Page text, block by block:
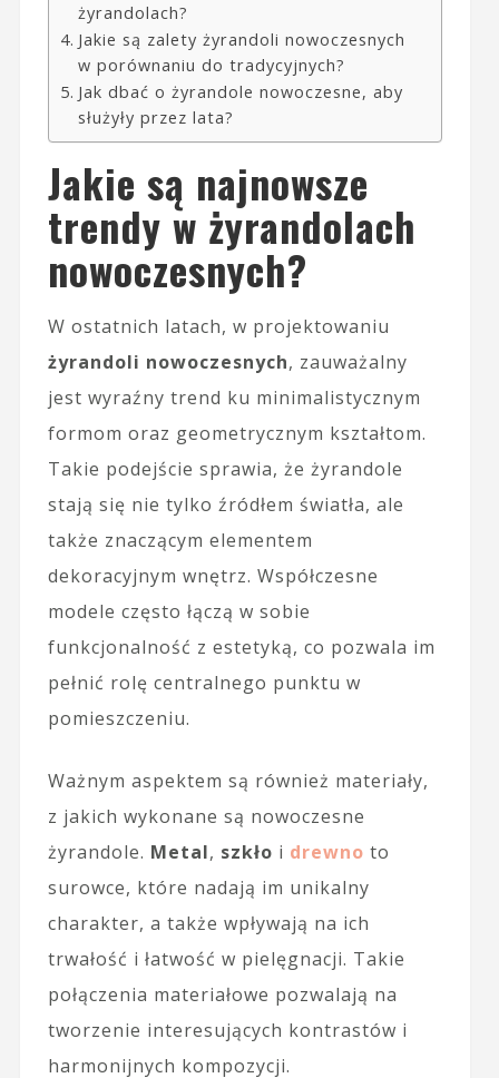
żyrandolach?
Jakie są zalety żyrandoli nowoczesnych
w porównaniu do tradycyjnych?
Jak dbać o żyrandole nowoczesne, aby
służyły przez lata?
Jakie są najnowsze
trendy w żyrandolach
nowoczesnych?
W ostatnich latach, w projektowaniu
żyrandoli nowoczesnych, zauważalny
jest wyraźny trend ku minimalistycznym
formom oraz geometrycznym kształtom.
Takie podejście sprawia, że żyrandole
stają się nie tylko źródłem światła, ale
także znaczącym elementem
dekoracyjnym wnętrz. Współczesne
modele często łączą w sobie
funkcjonalność z estetyką, co pozwala im
pełnić rolę centralnego punktu w
pomieszczeniu.
Ważnym aspektem są również materiały,
z jakich wykonane są nowoczesne
żyrandole. Metal, szkło i drewno to
surowce, które nadają im unikalny
charakter, a także wpływają na ich
trwałość i łatwość w pielęgnacji. Takie
połączenia materiałowe pozwalają na
tworzenie interesujących kontrastów i
harmonijnych kompozycji.